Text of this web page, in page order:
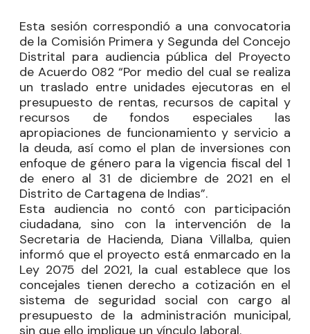
Esta sesión correspondió a una convocatoria
de la Comisión Primera y Segunda del Concejo
Distrital para audiencia pública del Proyecto
de Acuerdo 082 “Por medio del cual se realiza
un traslado entre unidades ejecutoras en el
presupuesto de rentas, recursos de capital y
recursos de fondos especiales las
apropiaciones de funcionamiento y servicio a
la deuda, así como el plan de inversiones con
enfoque de género para la vigencia fiscal del 1
de enero al 31 de diciembre de 2021 en el
Distrito de Cartagena de Indias”.
Esta audiencia no contó con participación
ciudadana, sino con la intervención de la
Secretaria de Hacienda, Diana Villalba, quien
informó que el proyecto está enmarcado en la
Ley 2075 del 2021, la cual establece que los
concejales tienen derecho a cotización en el
sistema de seguridad social con cargo al
presupuesto de la administración municipal,